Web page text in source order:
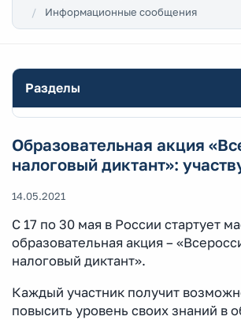
Информационные сообщения
Разделы
Образовательная акция
налоговый диктант»:
14.05.2021
С 17 по 30 мая в России стартует
образовательная акция –
налоговый диктант».
Каждый участник получит
повысить уровень своих знаний в